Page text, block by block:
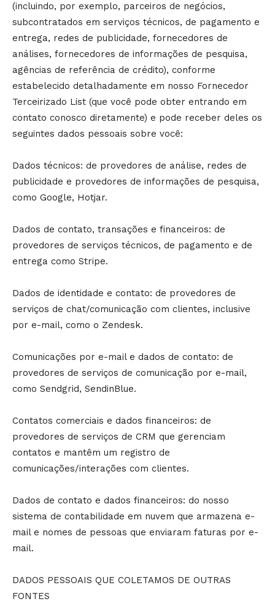
(incluindo, por exemplo, parceiros de negócios,
subcontratados em serviços técnicos, de pagamento e
entrega, redes de publicidade, fornecedores de
análises, fornecedores de informações de pesquisa,
agências de referência de crédito), conforme
estabelecido detalhadamente em nosso Fornecedor
Terceirizado List (que você pode obter entrando em
contato conosco diretamente) e pode receber deles os
seguintes dados pessoais sobre você:
Dados técnicos: de provedores de análise, redes de
publicidade e provedores de informações de pesquisa,
como Google, Hotjar.
Dados de contato, transações e financeiros: de
provedores de serviços técnicos, de pagamento e de
entrega como Stripe.
Dados de identidade e contato: de provedores de
serviços de chat/comunicação com clientes, inclusive
por e-mail, como o Zendesk.
Comunicações por e-mail e dados de contato: de
provedores de serviços de comunicação por e-mail,
como Sendgrid, SendinBlue.
Contatos comerciais e dados financeiros: de
provedores de serviços de CRM que gerenciam
contatos e mantêm um registro de
comunicações/interações com clientes.
Dados de contato e dados financeiros: do nosso
sistema de contabilidade em nuvem que armazena e-
mail e nomes de pessoas que enviaram faturas por e-
mail.
DADOS PESSOAIS QUE COLETAMOS DE OUTRAS
FONTES